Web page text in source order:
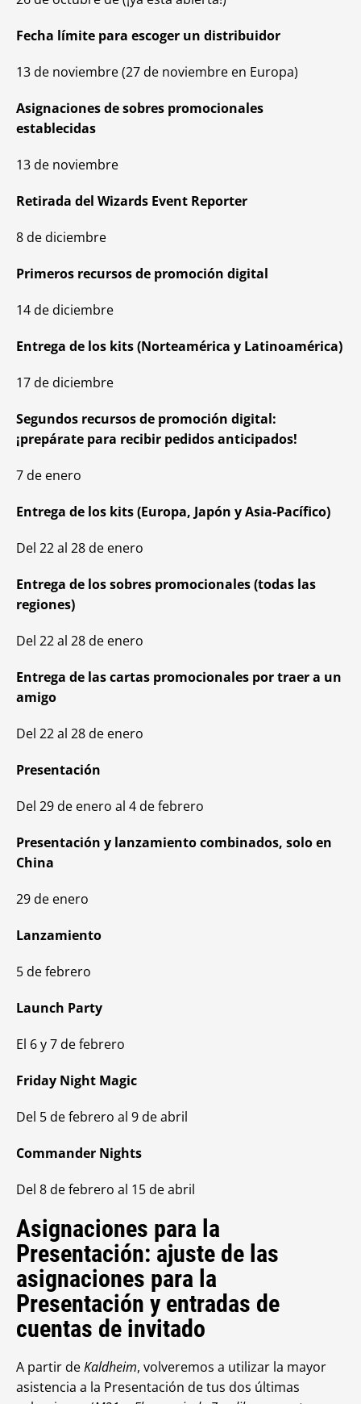
Fecha límite para escoger un distribuidor
13 de noviembre (27 de noviembre en Europa)
Asignaciones de sobres promocionales
establecidas
13 de noviembre
Retirada del Wizards Event Reporter
8 de diciembre
Primeros recursos de promoción digital
14 de diciembre
Entrega de los kits (Norteamérica y Latinoamérica)
17 de diciembre
Segundos recursos de promoción digital:
¡prepárate para recibir pedidos anticipados!
7 de enero
Entrega de los kits (Europa, Japón y Asia-Pacífico)
Del 22 al 28 de enero
Entrega de los sobres promocionales (todas las
regiones)
Del 22 al 28 de enero
Entrega de las cartas promocionales por traer a un
amigo
Del 22 al 28 de enero
Presentación
Del 29 de enero al 4 de febrero
Presentación y lanzamiento combinados, solo en
China
29 de enero
Lanzamiento
5 de febrero
Launch Party
El 6 y 7 de febrero
Friday Night Magic
Del 5 de febrero al 9 de abril
Commander Nights
Del 8 de febrero al 15 de abril
Asignaciones para la
Presentación: ajuste de las
asignaciones para la
Presentación y entradas de
cuentas de invitado
A partir deKaldheim, volveremos a utilizar la mayor
asistencia a la Presentación de tus dos últimas